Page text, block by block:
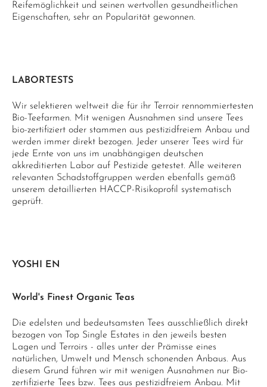
Reifemöglichkeit und seinen wertvollen gesundheitlichen
Eigenschaften, sehr an Popularität gewonnen.
LABORTESTS
Wir selektieren weltweit die für ihr Terroir rennommiertesten
Bio-Teefarmen. Mit wenigen Ausnahmen sind unsere Tees
bio-zertifiziert oder stammen aus pestizidfreiem Anbau und
werden immer direkt bezogen. Jeder unserer Tees wird für
jede Ernte von uns im unabhängigen deutschen
akkreditierten Labor auf Pestizide getestet. Alle weiteren
relevanten Schadstoffgruppen werden ebenfalls gemäß
unserem detaillierten HACCP-Risikoprofil systematisch
geprüft.
YOSHI EN
World's Finest Organic Teas
Die edelsten und bedeutsamsten Tees ausschließlich direkt
bezogen von Top Single Estates in den jeweils besten
Lagen und Terroirs - alles unter der Prämisse eines
natürlichen, Umwelt und Mensch schonenden Anbaus. Aus
diesem Grund führen wir mit wenigen Ausnahmen nur Bio-
zertifizierte Tees bzw. Tees aus pestizidfreiem Anbau. Mit